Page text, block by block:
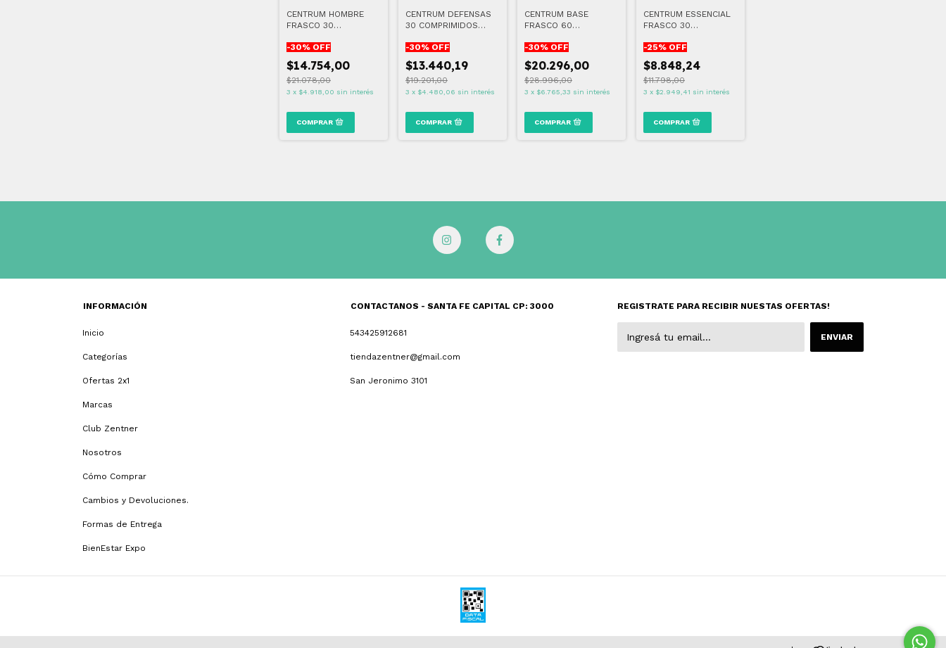
CENTRUM HOMBRE
FRASCO 30
-30% OFF
$14.754,00
$21.078,00
3 x $4.918,00 sin interés
CENTRUM DEFENSAS
30 COMPRIMIDOS
-30% OFF
$13.440,19
$19.201,00
3 x $4.480,06 sin interés
CENTRUM BASE
FRASCO 60
-30% OFF
$20.296,00
$28.996,00
3 x $6.765,33 sin interés
CENTRUM ESSENCIAL
FRASCO 30
-25% OFF
$8.848,24
$11.798,00
3 x $2.949,41 sin interés
INFORMACIÓN
Inicio
Categorías
Ofertas 2x1
Marcas
Club Zentner
Nosotros
Cómo Comprar
Cambios y Devoluciones.
Formas de Entrega
BienEstar Expo
CONTACTANOS - SANTA FE CAPITAL CP: 3000
543425912681
tiendazentner@gmail.com
San Jeronimo 3101
REGISTRATE PARA RECIBIR NUESTAS OFERTAS!